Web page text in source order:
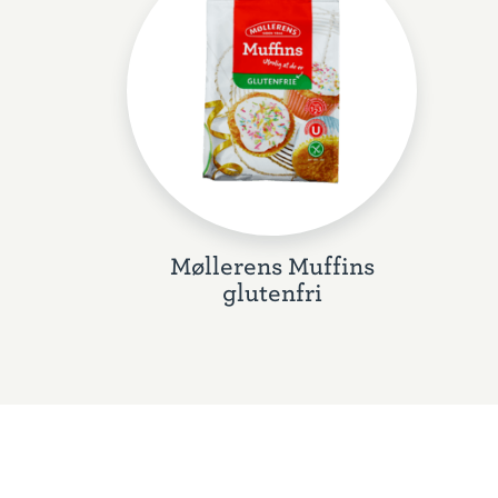
Møllerens Muffins
glutenfri